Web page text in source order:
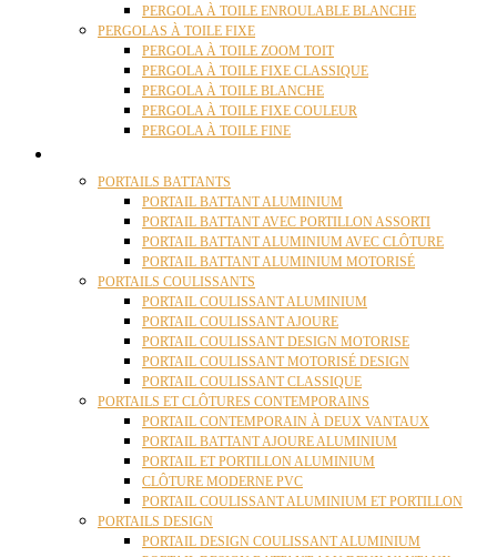
PERGOLA À TOILE ENROULABLE BLANCHE
PERGOLAS À TOILE FIXE
PERGOLA À TOILE ZOOM TOIT
PERGOLA À TOILE FIXE CLASSIQUE
PERGOLA À TOILE BLANCHE
PERGOLA À TOILE FIXE COULEUR
PERGOLA À TOILE FINE
PORTAILS BATTANTS
PORTAIL BATTANT ALUMINIUM
PORTAIL BATTANT AVEC PORTILLON ASSORTI
PORTAIL BATTANT ALUMINIUM AVEC CLÔTURE
PORTAIL BATTANT ALUMINIUM MOTORISÉ
PORTAILS COULISSANTS
PORTAIL COULISSANT ALUMINIUM
PORTAIL COULISSANT AJOURE
PORTAIL COULISSANT DESIGN MOTORISE
PORTAIL COULISSANT MOTORISÉ DESIGN
PORTAIL COULISSANT CLASSIQUE
PORTAILS ET CLÔTURES CONTEMPORAINS
PORTAIL CONTEMPORAIN À DEUX VANTAUX
PORTAIL BATTANT AJOURE ALUMINIUM
PORTAIL ET PORTILLON ALUMINIUM
CLÔTURE MODERNE PVC
PORTAIL COULISSANT ALUMINIUM ET PORTILLON
PORTAILS DESIGN
PORTAIL DESIGN COULISSANT ALUMINIUM